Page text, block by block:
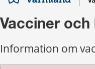
Vacciner och
Information om